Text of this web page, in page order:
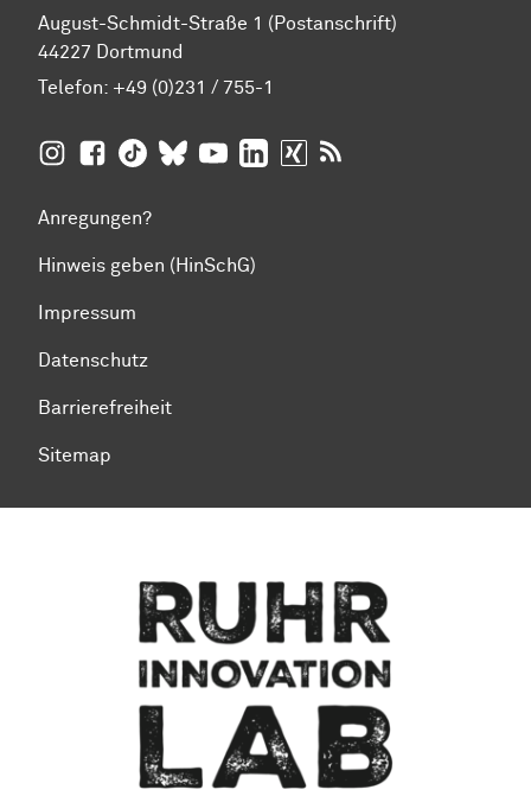
August-Schmidt-Straße 1 (Postanschrift)
44227 Dortmund
Telefon: +49 (0)231 / 755-1
TU Dortmund auf Insta­gram
TU Dortmund auf Facebook
TU Dortmund auf TikTok
TU Dortmund auf BlueSky
TU Dortmund auf YouTube
TU Dortmund auf LinkedIn
TU Dortmund auf XING
Anregungen?
Hinweis geben (HinSchG)
Impressum
Datenschutz
Barrierefreiheit
Sitemap